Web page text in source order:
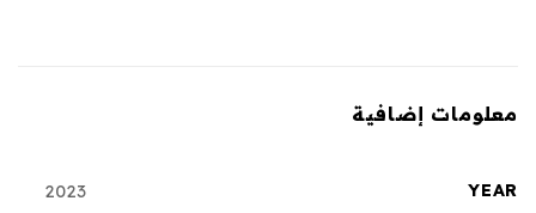
معلومات إضافية
YEAR
2023